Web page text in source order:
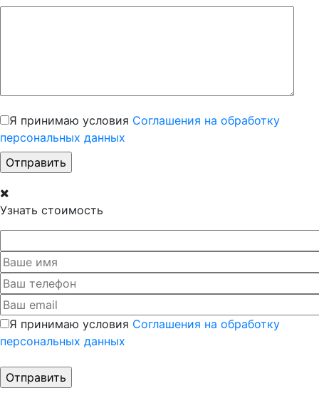
Я принимаю условия Соглашения на обработку
персональных данных
Узнать стоимость
Я принимаю условия Соглашения на обработку
персональных данных